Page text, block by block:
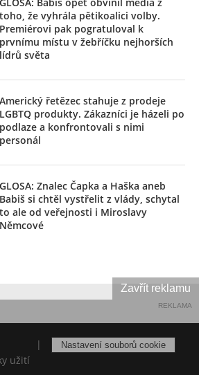
GLOSA: Babiš opět obvinil média z
toho, že vyhrála pětikoalici volby.
Premiérovi pak pogratuloval k
prvnímu místu v žebříčku nejhorších
lídrů světa
Americký řetězec stahuje z prodeje
LGBTQ produkty. Zákazníci je házeli po
podlaze a konfrontovali s nimi
personál
GLOSA: Znalec Čapka a Haška aneb
Babiš si chtěl vystřelit z vlády, schytal
to ale od veřejnosti i Miroslavy
Němcové
REKLAMA
užití
| Nastavení souborů cookie
Zavřít reklamu